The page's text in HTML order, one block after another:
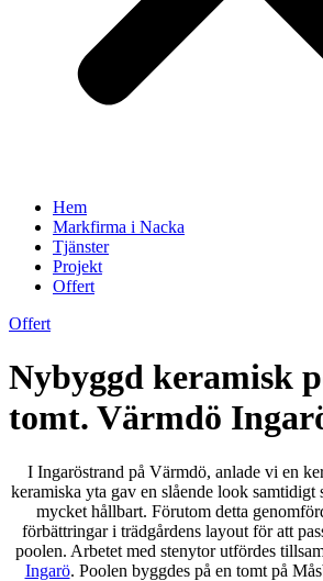
Hem
Markfirma i Nacka
Tjänster
Projekt
Offert
Offert
Nybyggd keramisk
tomt. Värmdö
I Ingaröstrand på Värmdö, anlade vi en
keramiska yta gav en slående look samtidigt
mycket hållbart. Förutom detta
förbättringar i trädgårdens layout för att
poolen. Arbetet med stenytor utfördes
Ingarö. Poolen byggdes på en tomt på